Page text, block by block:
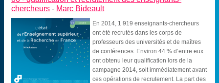
chercheurs - Marc Bideault
En 2014, 1 919 enseignants-chercheurs
ont été recrutés dans les corps de
professeurs des universités et de maîtres
de conférences. Environ 44 % d’entre eux
ont obtenu leur qualification lors de la
campagne 2014, soit immédiatement avant
ces opérations de recrutement. La part des